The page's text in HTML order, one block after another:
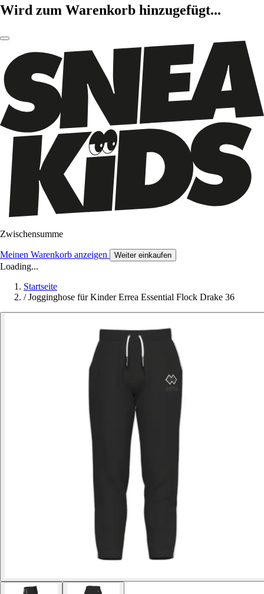
Wird zum Warenkorb hinzugefügt...
Zwischensumme
Meinen Warenkorb anzeigen Weiter einkaufen
Loading...
Startseite
/ Jogginghose für Kinder Errea Essential Flock Drake 36